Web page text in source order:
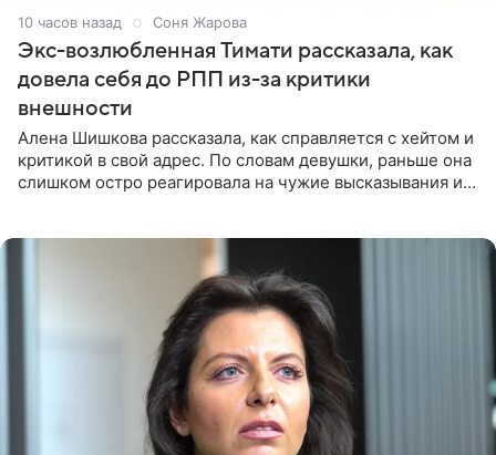
10 часов назад Соня Жарова
Экс-возлюбленная Тимати рассказала, как
довела себя до РПП из-за критики
внешности
Алена Шишкова рассказала, как справляется с хейтом и
критикой в свой адрес. По словам девушки, раньше она
слишком остро реагировала на чужие высказывания и